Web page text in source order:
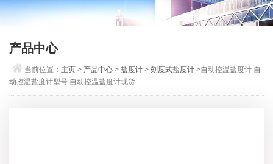
产品中心
当前位置： 主页 > 产品中心 >盐度计 >刻度式盐度计 >自动控温盐度计 自
动控温盐度计型号 自动控温盐度计现货